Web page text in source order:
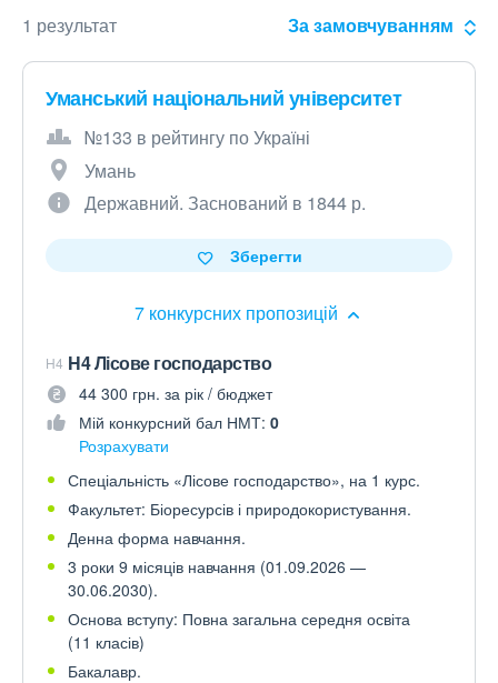
1 результат За замовчуванням
Уманський національний університет
№133 в рейтингу по Україні
Умань
Державний. Заснований в 1844 р.
7 конкурсних пропозицій
Зберегти
H4 H4 Лісове господарство
44 300 грн. за рік / бюджет
Мій конкурсний бал НМТ: 0
Розрахувати
Спеціальність «Лісове господарство», на 1 курс.
Факультет: Біоресурсів і природокористування.
Денна форма навчання.
3 роки 9 місяців навчання (01.09.2026 —
30.06.2030).
Основа вступу: Повна загальна середня освіта
(11 класів)
Бакалавр.